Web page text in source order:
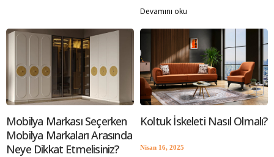
Devamını oku
Mobilya Markası Seçerken
Mobilya Markaları Arasında
Neye Dikkat Etmelisiniz?
mobilya markaları, mobilya markası
Koltuk İskeleti Nasıl Olmalı?
Nisan 16, 2025